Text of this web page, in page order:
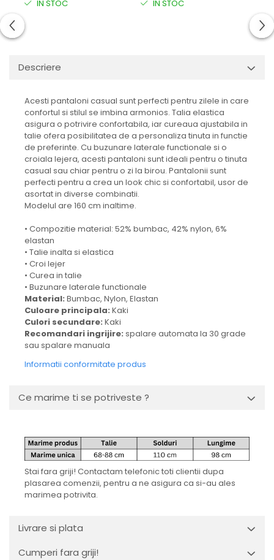
IN STOC IN STOC
Descriere
Acesti pantaloni casual sunt perfecti pentru zilele in care
confortul si stilul se imbina armonios. Talia elastica
asigura o potrivire confortabila, iar cureaua ajustabila in
talie ofera posibilitatea de a personaliza tinuta in functie
de preferinte. Cu buzunare laterale functionale si o
croiala lejera, acesti pantaloni sunt ideali pentru o tinuta
casual sau chiar pentru o zi la birou. Pantalonii sunt
perfecti pentru a crea un look chic si confortabil, usor de
asortat in diverse combinatii.
Modelul are 160 cm inaltime.
• Compozitie material: 52% bumbac, 42% nylon, 6%
elastan
• Talie inalta si elastica
• Croi lejer
• Curea in talie
• Buzunare laterale functionale
Material: Bumbac, Nylon, Elastan
Culoare principala: Kaki
Culori secundare: Kaki
Recomandari ingrijire: spalare automata la 30 grade
sau spalare manuala
Informatii conformitate produs
Ce marime ti se potriveste ?
Stai fara griji! Contactam telefonic toti clientii dupa
plasarea comenzii, pentru a ne asigura ca si-au ales
marimea potrivita.
Livrare si plata
Cumperi fara griji!